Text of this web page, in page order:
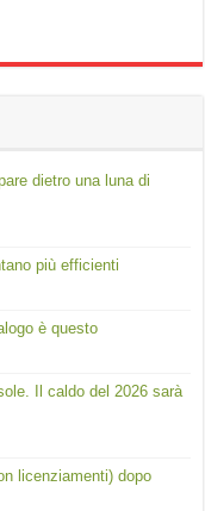
dietro una luna di
più efficienti
è questo
Il caldo del 2026 sarà
licenziamenti) dopo